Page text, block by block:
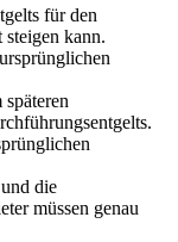
für den
kann.
die
müssen genau